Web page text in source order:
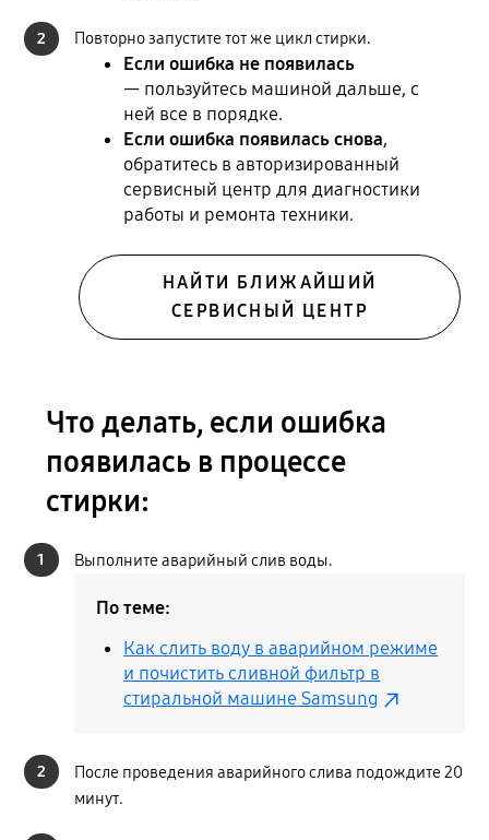
2 Повторно запустите тот же цикл стирки.
Если ошибка не появилась
— пользуйтесь машиной дальше, с
ней все в порядке.
Если ошибка появилась снова,
обратитесь в авторизированный
сервисный центр для диагностики
работы и ремонта техники.
НАЙТИ БЛИЖАЙШИЙ
СЕРВИСНЫЙ ЦЕНТР
Что делать, если ошибка
появилась в процессе
стирки:
1 Выполните аварийный слив воды.
По теме:
Как слить воду в аварийном режиме
и почистить сливной фильтр в
стиральной машине Samsung
2
После проведения аварийного слива подождите 20
минут.